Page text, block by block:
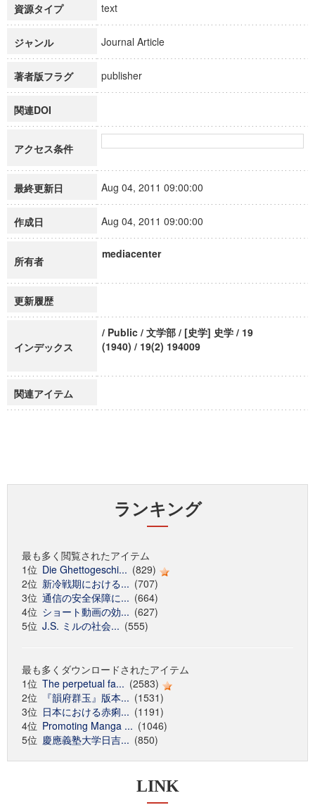
資源タイプ text
ジャンル Journal Article
著者版フラグ publisher
関連DOI
アクセス条件
最終更新日 Aug 04, 2011 09:00:00
作成日 Aug 04, 2011 09:00:00
所有者
mediacenter
更新履歴
インデックス
/ Public / 文学部 / [史学] 史学 / 19
(1940) / 19(2) 194009
関連アイテム
ランキング
最も多く閲覧されたアイテム
1位 Die Ghettogeschi... (829)
2位 新冷戦期における... (707)
3位 通信の安全保障に... (664)
4位 ショート動画の効... (627)
5位 J.S. ミルの社会... (555)
最も多くダウンロードされたアイテム
1位 The perpetual fa... (2583)
2位
『韻府群玉』版本... (1531)
3位 日本における赤痢... (1191)
4位 Promoting Manga ... (1046)
5位 慶應義塾大学日吉... (850)
LINK